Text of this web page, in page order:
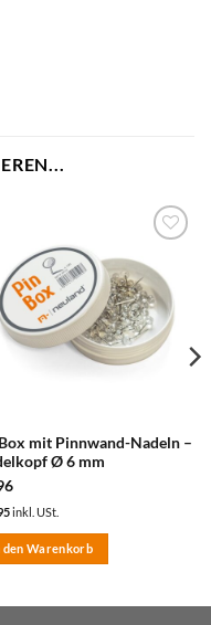
Merkzettel
hinzufügen
mit Pinnwand-Nadeln –
Ø 6 mm
inkl. USt.
den Warenkorb